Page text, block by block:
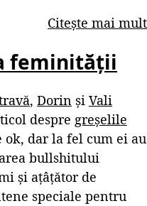
Citește mai mult
feminității
, Dorin și Vali
despre greșelile
ok, dar la fel cum ei au
bullshitului
și ațâțător de
speciale pentru